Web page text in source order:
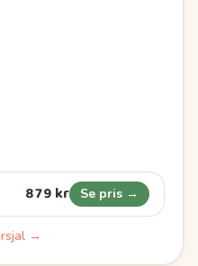
879 kr Se pris →
→